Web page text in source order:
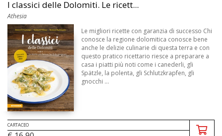
I classici delle Dolomiti. Le ricett...
Athesia
Le migliori ricette con garanzia di successo Chi
conosce la regione dolomitica conosce bene
anche le delizie culinarie di questa terra e con
questo pratico ricettario riesce a preparare a
casa i piatti più noti come i canederli, gli
Spätzle, la polenta, gli Schlutzkrapfen, gli
gnocchi ...
CARTACEO